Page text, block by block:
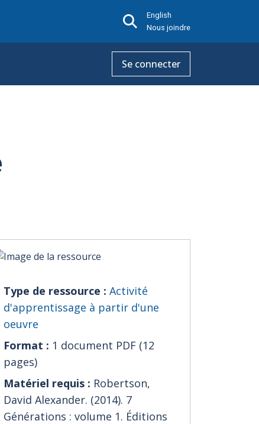
English
Nous joindre
Se connecter
Type de ressource : Activité
d'apprentissage à partir d'une
oeuvre
Format : 1 document PDF (12
pages)
Matériel requis : Robertson,
David Alexander. (2014). 7
Générations : volume 1. Éditions